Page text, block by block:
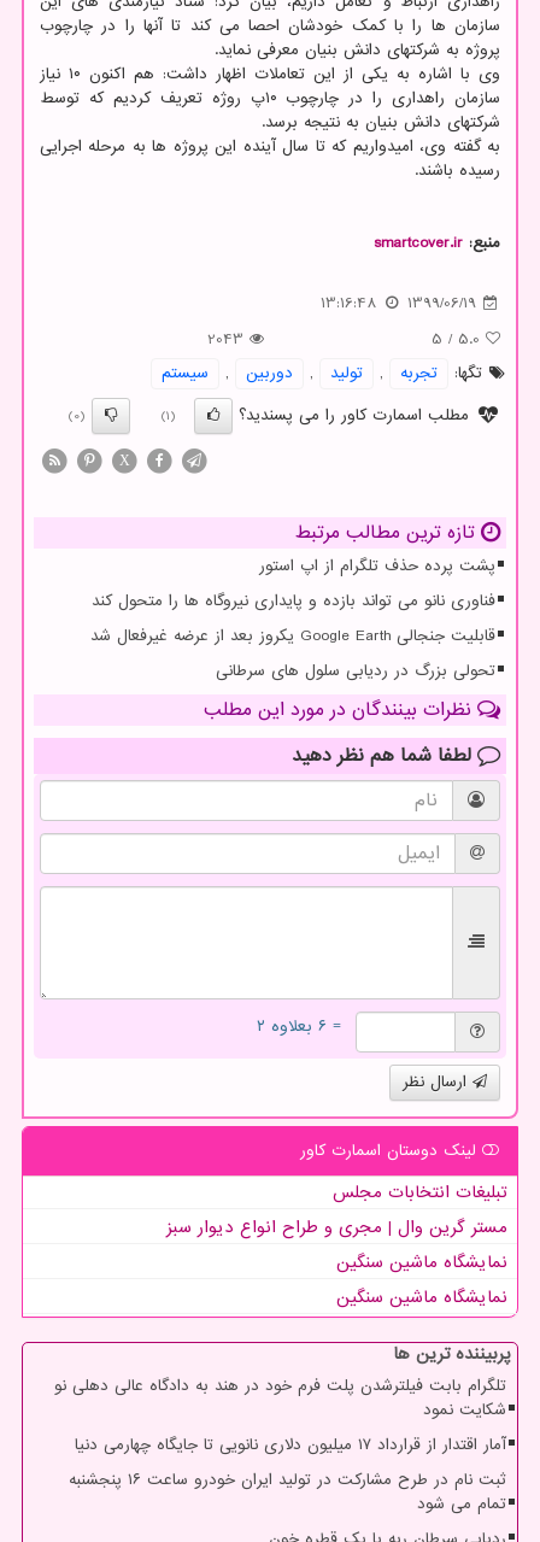
سازمان ها را با کمک خودشان احصا می کند تا آنها را در چارچوب
پروژه به شرکتهای دانش بنیان معرفی نماید.
وی با اشاره به یکی از این تعاملات اظهار داشت: هم اکنون ۱۰ نیاز
سازمان راهداری را در چارچوب ۱۰پ روژه تعریف کردیم که توسط
شرکتهای دانش بنیان به نتیجه برسد.
به گفته وی، امیدواریم که تا سال آینده این پروژه ها به مرحله اجرایی
رسیده باشند.
منبع: smartcover.ir
1399/06/19
13:16:48
5.0
/
5
2043
تگها:
تجربه , تولید , دوربین ,
سیستم
مطلب اسمارت کاور را می پسندید؟
(1)
(0)
X
تازه ترین مطالب مرتبط
پشت پرده حذف تلگرام از اپ استور
فناوری نانو می تواند بازده و پایداری نیروگاه ها را متحول کند
قابلیت جنجالی Google Earth یکروز بعد از عرضه غیرفعال شد
تحولی بزرگ در ردیابی سلول های سرطانی
نظرات بینندگان در مورد این مطلب
لطفا شما هم نظر دهید
= ۶ بعلاوه ۲
ارسال نظر
لینک دوستان اسمارت كاور
تبلیغات انتخابات مجلس
مستر گرین وال | مجری و طراح انواع دیوار سبز
نمایشگاه ماشین سنگین
نمایشگاه ماشین سنگین
پربیننده ترین ها
تلگرام بابت فیلترشدن پلت فرم خود در هند به دادگاه عالی دهلی نو
شکایت نمود
آمار اقتدار از قرارداد ۱۷ میلیون دلاری نانویی تا جایگاه چهارمی دنیا
ثبت نام در طرح مشارکت در تولید ایران خودرو ساعت ۱۶ پنجشنبه
تمام می شود